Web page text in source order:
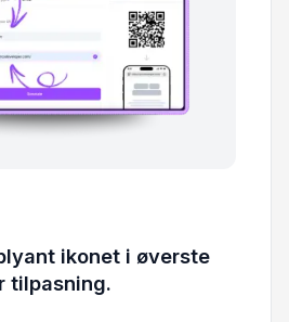
ikonet i øverste
tilpasning.